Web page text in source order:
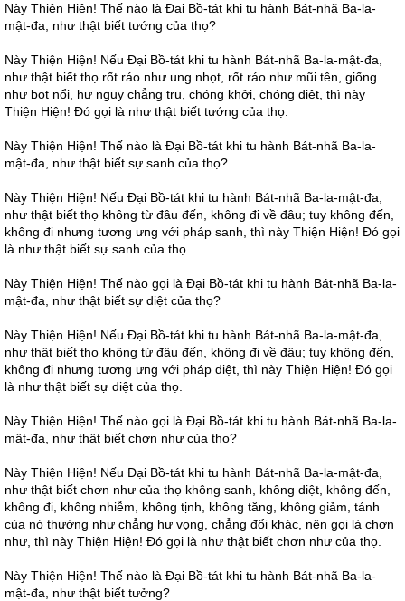
Này Thiện Hiện! Thế nào là Đại Bồ-tát khi tu hành Bát-nhã Ba-la-
mật-đa, như thật biết tướng của thọ?
Này Thiện Hiện! Nếu Đại Bồ-tát khi tu hành Bát-nhã Ba-la-mật-đa,
như thật biết thọ rốt ráo như ung nhọt, rốt ráo như mũi tên, giống
như bọt nổi, hư ngụy chẳng trụ, chóng khởi, chóng diệt, thì này
Thiện Hiện! Đó gọi là như thật biết tướng của thọ.
Này Thiện Hiện! Thế nào là Đại Bồ-tát khi tu hành Bát-nhã Ba-la-
mật-đa, như thật biết sự sanh của thọ?
Này Thiện Hiện! Nếu Đại Bồ-tát khi tu hành Bát-nhã Ba-la-mật-đa,
như thật biết thọ không từ đâu đến, không đi về đâu; tuy không đến,
không đi nhưng tương ưng với pháp sanh, thì này Thiện Hiện! Đó gọi
là như thật biết sự sanh của thọ.
Này Thiện Hiện! Thế nào gọi là Đại Bồ-tát khi tu hành Bát-nhã Ba-la-
mật-đa, như thật biết sự diệt của thọ?
Này Thiện Hiện! Nếu Đại Bồ-tát khi tu hành Bát-nhã Ba-la-mật-đa,
như thật biết thọ không từ đâu đến, không đi về đâu; tuy không đến,
không đi nhưng tương ưng với pháp diệt, thì này Thiện Hiện! Đó gọi
là như thật biết sự diệt của thọ.
Này Thiện Hiện! Thế nào gọi là Đại Bồ-tát khi tu hành Bát-nhã Ba-la-
mật-đa, như thật biết chơn như của thọ?
Này Thiện Hiện! Nếu Đại Bồ-tát khi tu hành Bát-nhã Ba-la-mật-đa,
như thật biết chơn như của thọ không sanh, không diệt, không đến,
không đi, không nhiễm, không tịnh, không tăng, không giảm, tánh
của nó thường như chẳng hư vọng, chẳng đổi khác, nên gọi là chơn
như, thì này Thiện Hiện! Đó gọi là như thật biết chơn như của thọ.
Này Thiện Hiện! Thế nào là Đại Bồ-tát khi tu hành Bát-nhã Ba-la-
mật-đa, như thật biết tưởng?